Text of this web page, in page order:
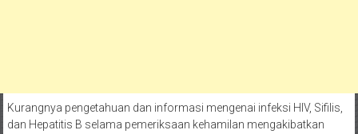
Kurangnya pengetahuan dan informasi mengenai infeksi HIV, Sifilis,
dan Hepatitis B selama pemeriksaan kehamilan mengakibatkan